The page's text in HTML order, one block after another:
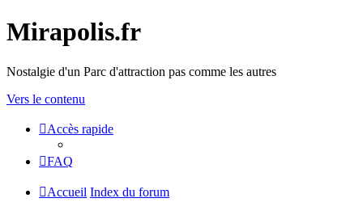
Mirapolis.fr
Nostalgie d'un Parc d'attraction pas comme les autres
Vers le contenu
Accès rapide
FAQ
Accueil Index du forum